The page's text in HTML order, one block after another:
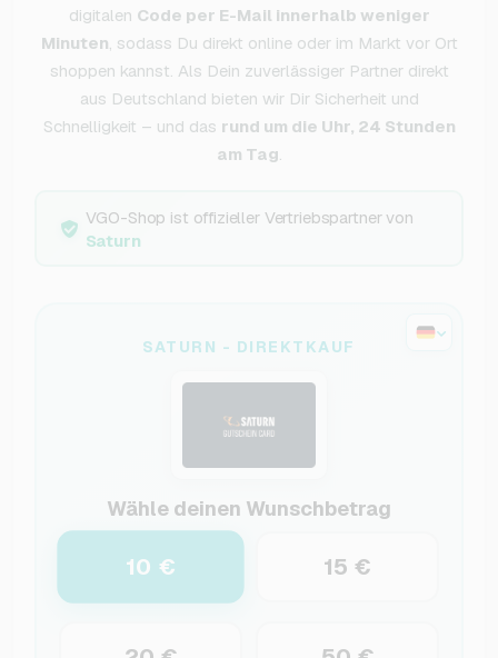
digitalen Code per E-Mail innerhalb weniger
Minuten, sodass Du direkt online oder im Markt vor Ort
shoppen kannst. Als Dein zuverlässiger Partner direkt
aus Deutschland bieten wir Dir Sicherheit und
Schnelligkeit – und das rund um die Uhr, 24 Stunden
am Tag.
VGO-Shop ist offizieller Vertriebspartner von
Saturn
SATURN - DIREKTKAUF
Wähle deinen Wunschbetrag
10 € 15 €